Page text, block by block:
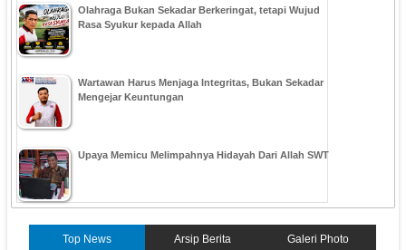
Olahraga Bukan Sekadar Berkeringat, tetapi Wujud
Rasa Syukur kepada Allah
Wartawan Harus Menjaga Integritas, Bukan Sekadar
Mengejar Keuntungan
Upaya Memicu Melimpahnya Hidayah Dari Allah SWT
Top News Arsip Berita Galeri Photo